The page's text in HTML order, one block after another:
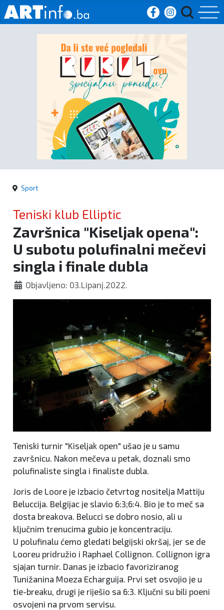
Početna
Kultura
kronika
Politika
Zanimljivosti
Sport
Teniski klub Elliptic
Završnica "Kiseljak opena":
U subotu polufinalni mečevi
singla i finale dubla
Objavljeno: 03.Lipanj.2022.
Teniski turnir "Kiseljak open" ušao je u samu
završnicu. Nakon mečeva u petak, doznali smo
polufinaliste singla i finaliste dubla.
Joris de Loore je izbacio četvrtog nositelja Mattiju
Beluccija. Belgijac je slavio 6:3;6:4. Bio je to meč sa
dosta breakova. Belucci se dobro nosio, ali u
ključnim trenucima gubio je koncentraciju.
U polufinalu ćemo gledati belgijski okršaj, jer se de
Looreu pridružio i Raphael Collignon. Collignon igra
sjajan turnir. Danas je izbacio favoriziranog
Tunižanina Moeza Echarguija. Prvi set osvojio je u
tie-breaku, drugi je riješio sa 6:3. Ključni su bili poeni
osvojeni na prvom servisu.